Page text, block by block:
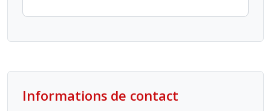
Informations de contact